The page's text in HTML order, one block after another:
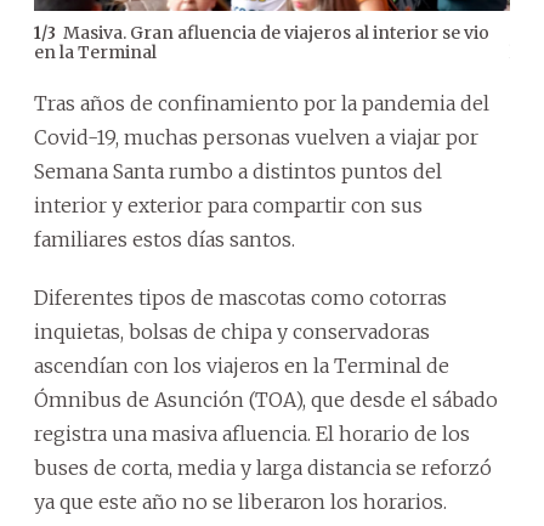
1/3 Masiva. Gran afluencia de viajeros al interior se vio
en la Terminal
Tras años de confinamiento por la pandemia del
Covid-19, muchas personas vuelven a viajar por
Semana Santa rumbo a distintos puntos del
interior y exterior para compartir con sus
familiares estos días santos.
Diferentes tipos de mascotas como cotorras
inquietas, bolsas de chipa y conservadoras
ascendían con los viajeros en la Terminal de
Ómnibus de Asunción (TOA), que desde el sábado
registra una masiva afluencia. El horario de los
buses de corta, media y larga distancia se reforzó
ya que este año no se liberaron los horarios.